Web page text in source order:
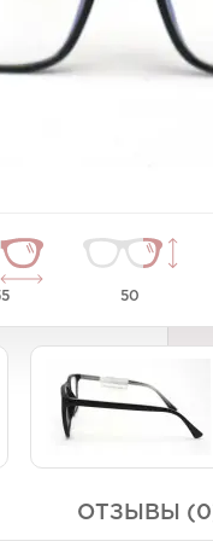
50
ОТЗЫВЫ